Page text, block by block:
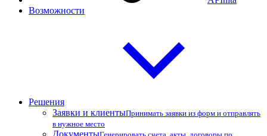
Возможности
Решения
Заявки и клиентыПринимать заявки из форм и отправлять
в нужное место
Документы